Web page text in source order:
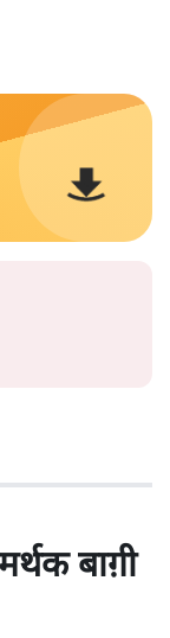
बाग़ी